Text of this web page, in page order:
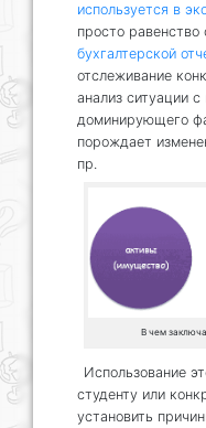
используется в
просто равенство
бухгалтерской
отслеживание
анализ ситуации
доминирующего
порождает
пр.
В чем
Использование
студенту или
установить